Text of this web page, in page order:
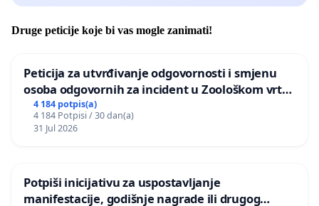
Druge peticije koje bi vas mogle zanimati!
Peticija za utvrđivanje odgovornosti i smjenu
osoba odgovornih za incident u Zoološkom vrtu
Grada Zagreba
4 184 potpis(a)
4 184 Potpisi / 30 dan(a)
31 Jul 2026
Potpiši inicijativu za uspostavljanje
manifestacije, godišnje nagrade ili drugog